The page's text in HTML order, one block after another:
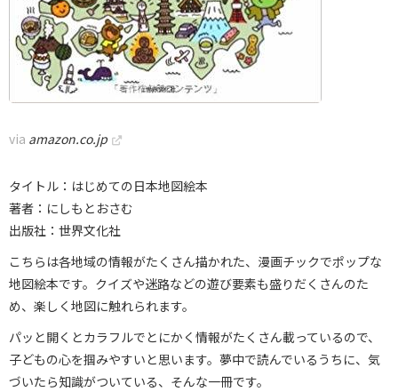
via amazon.co.jp
タイトル：はじめての日本地図絵本
著者：にしもとおさむ
出版社：世界文化社
こちらは各地域の情報がたくさん描かれた、漫画チックでポップな
地図絵本です。クイズや迷路などの遊び要素も盛りだくさんのた
め、楽しく地図に触れられます。
パッと開くとカラフルでとにかく情報がたくさん載っているので、
子どもの心を掴みやすいと思います。夢中で読んでいるうちに、気
づいたら知識がついている、そんな一冊です。